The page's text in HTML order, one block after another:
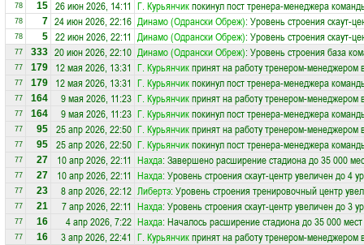
78 15 26 июн 2026, 14:11 Г. Курьянчикпокинул пост тренера-менеджера
78 7 24 июн 2026, 22:16 Динамо (Одрански Обреж): Уровень строения скаут-
78 5 22 июн 2026, 22:11 Динамо (Одрански Обреж): Уровень строения скаут-
77 333 20 июн 2026, 22:10 Динамо (Одрански Обреж): Уровень строения база
77 179 12 мая 2026, 13:31 Г. Курьянчикпринят на работу тренером-менеджером
77 179 12 мая 2026, 13:31 Г. Курьянчикпокинул пост тренера-менеджера
77 164 9 мая 2026, 11:23 Г. Курьянчикпринят на работу тренером-менеджером
77 164 9 мая 2026, 11:23 Г. Курьянчикпокинул пост тренера-менеджера
77 95 25 апр 2026, 22:50 Г. Курьянчикпринят на работу тренером-менеджером
77 95 25 апр 2026, 22:50 Г. Курьянчикпокинул пост тренера-менеджера
77 27 10 апр 2026, 22:11 Нахда: Завершено расширение стадиона до 35 000
77 27 10 апр 2026, 22:11 Нахда: Уровень строения скаут-центр увеличен до 4
77 23 8 апр 2026, 22:12 Либертэ: Уровень строения тренировочный центр
77 21 7 апр 2026, 22:11 Нахда: Уровень строения скаут-центр увеличен до 3
77 16 4 апр 2026, 7:22 Нахда: Началось расширение стадиона до 35 000 мест
77 16 3 апр 2026, 22:41 Г. Курьянчикпринят на работу тренером-менеджером